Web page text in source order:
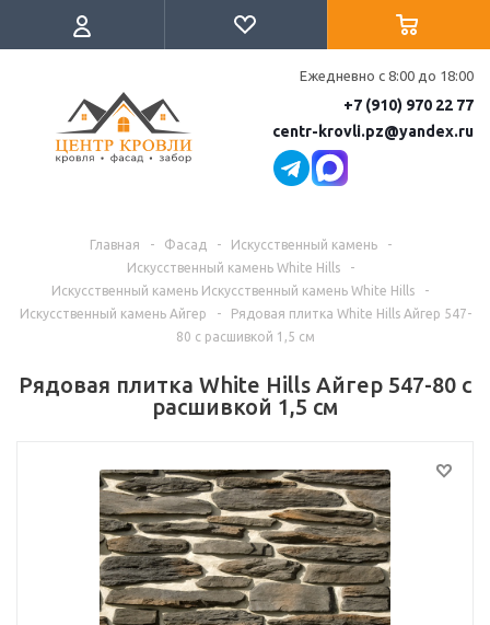
Ежедневно с 8:00 до 18:00
+7 (910) 970 22 77
centr-krovli.pz@yandex.ru
Главная - Фасад - Искусственный камень
-
Искусственный камень White Hills
-
Искусственный камень Искусственный камень White Hills
-
Искусственный камень Айгер
-
Рядовая плитка White Hills Айгер 547-
80 c расшивкой 1,5 см
Рядовая плитка White Hills Айгер 547-80 c
расшивкой 1,5 см